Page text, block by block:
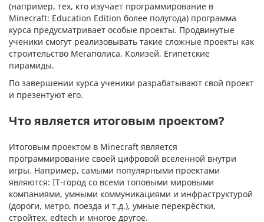
(например, тех, кто изучает программирование в
Minecraft: Education Edition более полугода) программа
курса предусматривает особые проекты. Продвинутые
ученики смогут реализовывать такие сложные проекты как
строительство Мегаполиса, Колизей, Египетские
пирамиды.
По завершении курса ученики разрабатывают свой проект
и презентуют его.
Что является итоговым проектом?
Итоговым проектом в Minecraft является
программирование своей цифровой вселенной внутри
игры. Например, самыми популярными проектами
являются: IT-город со всеми топовыми мировыми
компаниями, умными коммуникациями и инфраструктурой
(дороги, метро, поезда и т.д.), умные перекрёстки,
стройтех, edtech и многое другое.